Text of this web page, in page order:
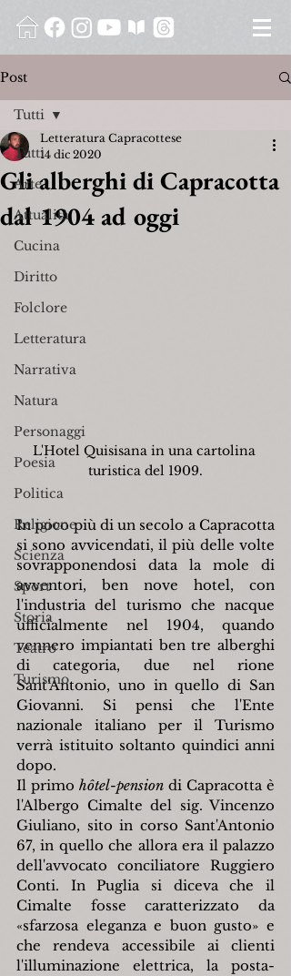
Post
Tutti
Arte
Attualità
Cucina
Diritto
Folclore
Letteratura
Narrativa
Natura
Personaggi
Poesia
Politica
Religione
Scienza
Sport
Storia
Teatro
Turismo
Tutti
Gli alberghi di Capracotta
dal 1904 ad oggi
Letteratura Capracottese
14 dic 2020
L'Hotel Quisisana in una cartolina
turistica del 1909.
In poco più di un secolo a Capracotta
si sono avvicendati, il più delle volte
sovrapponendosi data la mole di
avventori, ben nove hotel, con
l'industria del turismo che nacque
ufficialmente nel 1904, quando
vennero impiantati ben tre alberghi
di categoria, due nel rione
Sant'Antonio, uno in quello di San
Giovanni. Si pensi che l'Ente
nazionale italiano per il Turismo
verrà istituito soltanto quindici anni
dopo.
Il primo hôtel-pension di Capracotta è
l'Albergo Cimalte del sig. Vincenzo
Giuliano, sito in corso Sant'Antonio
67, in quello che allora era il palazzo
dell'avvocato conciliatore Ruggiero
Conti. In Puglia si diceva che il
Cimalte fosse caratterizzato da
«sfarzosa eleganza e buon gusto» e
che rendeva accessibile ai clienti
l'illuminazione elettrica, la posta-